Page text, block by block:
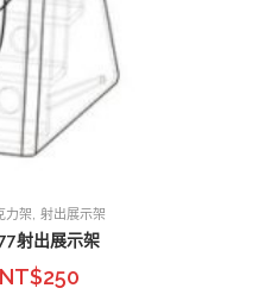
力架 射出展示架
射出展示架
NT$250